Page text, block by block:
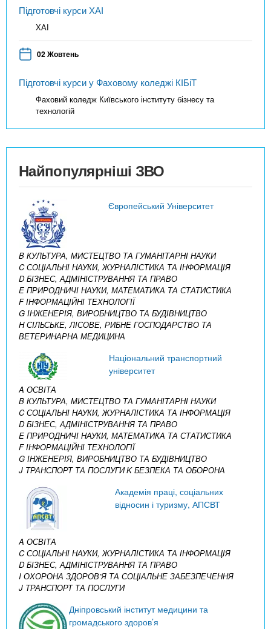
Підготовчі курси ХАІ
ХАІ
02 Жовтень
Підготовчі курси у Фаховому коледжі КІБіТ
Фаховий коледж Київського інституту бізнесу та
технологій
Найпопулярніші ЗВО
Європейський Університет
B КУЛЬТУРА, МИСТЕЦТВО ТА ГУМАНІТАРНІ НАУКИ
C СОЦІАЛЬНІ НАУКИ, ЖУРНАЛІСТИКА ТА ІНФОРМАЦІЯ
D БІЗНЕС, АДМІНІСТРУВАННЯ ТА ПРАВО
E ПРИРОДНИЧІ НАУКИ, МАТЕМАТИКА ТА СТАТИСТИКА
F ІНФОРМАЦІЙНІ ТЕХНОЛОГІЇ
G ІНЖЕНЕРІЯ, ВИРОБНИЦТВО ТА БУДІВНИЦТВО
H СІЛЬСЬКЕ, ЛІСОВЕ, РИБНЕ ГОСПОДАРСТВО ТА
ВЕТЕРИНАРНА МЕДИЦИНА
Національний транспортний
університет
A ОСВІТА
B КУЛЬТУРА, МИСТЕЦТВО ТА ГУМАНІТАРНІ НАУКИ
C СОЦІАЛЬНІ НАУКИ, ЖУРНАЛІСТИКА ТА ІНФОРМАЦІЯ
D БІЗНЕС, АДМІНІСТРУВАННЯ ТА ПРАВО
E ПРИРОДНИЧІ НАУКИ, МАТЕМАТИКА ТА СТАТИСТИКА
F ІНФОРМАЦІЙНІ ТЕХНОЛОГІЇ
G ІНЖЕНЕРІЯ, ВИРОБНИЦТВО ТА БУДІВНИЦТВО
J ТРАНСПОРТ ТА ПОСЛУГИK БЕЗПЕКА ТА ОБОРОНА
Академія праці, соціальних
відносин і туризму, АПСВТ
A ОСВІТА
C СОЦІАЛЬНІ НАУКИ, ЖУРНАЛІСТИКА ТА ІНФОРМАЦІЯ
D БІЗНЕС, АДМІНІСТРУВАННЯ ТА ПРАВО
I ОХОРОНА ЗДОРОВ’Я ТА СОЦІАЛЬНЕ ЗАБЕЗПЕЧЕННЯ
J ТРАНСПОРТ ТА ПОСЛУГИ
Дніпровський інститут медицини та
громадського здоров’я